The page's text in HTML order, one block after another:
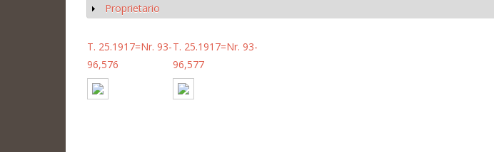
Mostrar
Proprietario
T. 25.1917=Nr. 93-
96,576
T. 25.1917=Nr. 93-
96,577